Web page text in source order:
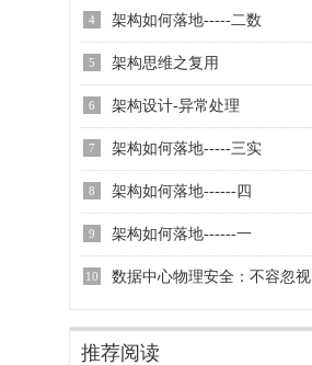
4 架构如何落地-----二数
5 架构思维之复用
6 架构设计-异常处理
7 架构如何落地-----三实
8 架构如何落地------四
9 架构如何落地------一
10 数据中心物理安全：不容忽视
推荐阅读